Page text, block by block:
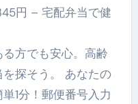
円 – 宅配弁当で健
方でも安心。高齢
探そう。 あなたの
1分！郵便番号入力